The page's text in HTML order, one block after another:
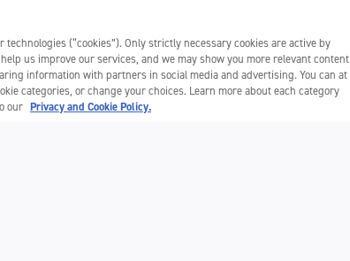
priežiūros produktų serija, skirta švelniam ir
Produktai parduodami vaistinėse.
(“cookies”). Only strictly necessary cookies are active by
us improve our services, and we may show you more relevant content
information with partners in social media and advertising. You can at
categories, or change your choices. Learn more about each category
our Privacy and Cookie Policy.